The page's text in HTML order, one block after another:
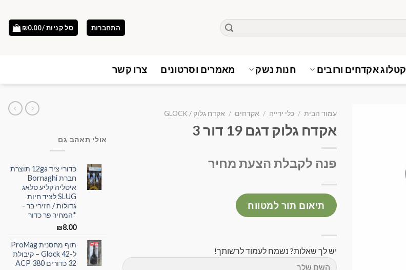
התחברות סל קניות / ₪0.00
קטלוג אקדחים ורובים חנות נשק מאמרים וסרטונים צרו קשר
עמוד הבית / כלי ירייה / אקדחים / אקדח גלוק / GLOCK
אקדח גלוק דגם 19 דור 3
פנה לקבלת הצעת מחיר
תיאום תור למטווח
יש לך שאלות? נשמח לעמוד לרשותך!
אולי תאהב גם
כדורי ציד 12ga תוצרת
חברת Bornaghi
איטליה קליע סלאג
SLUG לציד חיות
גדולות / חזירי בר -
*המחיר פר כדור
₪8.00
תוף מחסנית ProMag
ל-Glock 42 – קיבולת
32 כדורים 380 ACP